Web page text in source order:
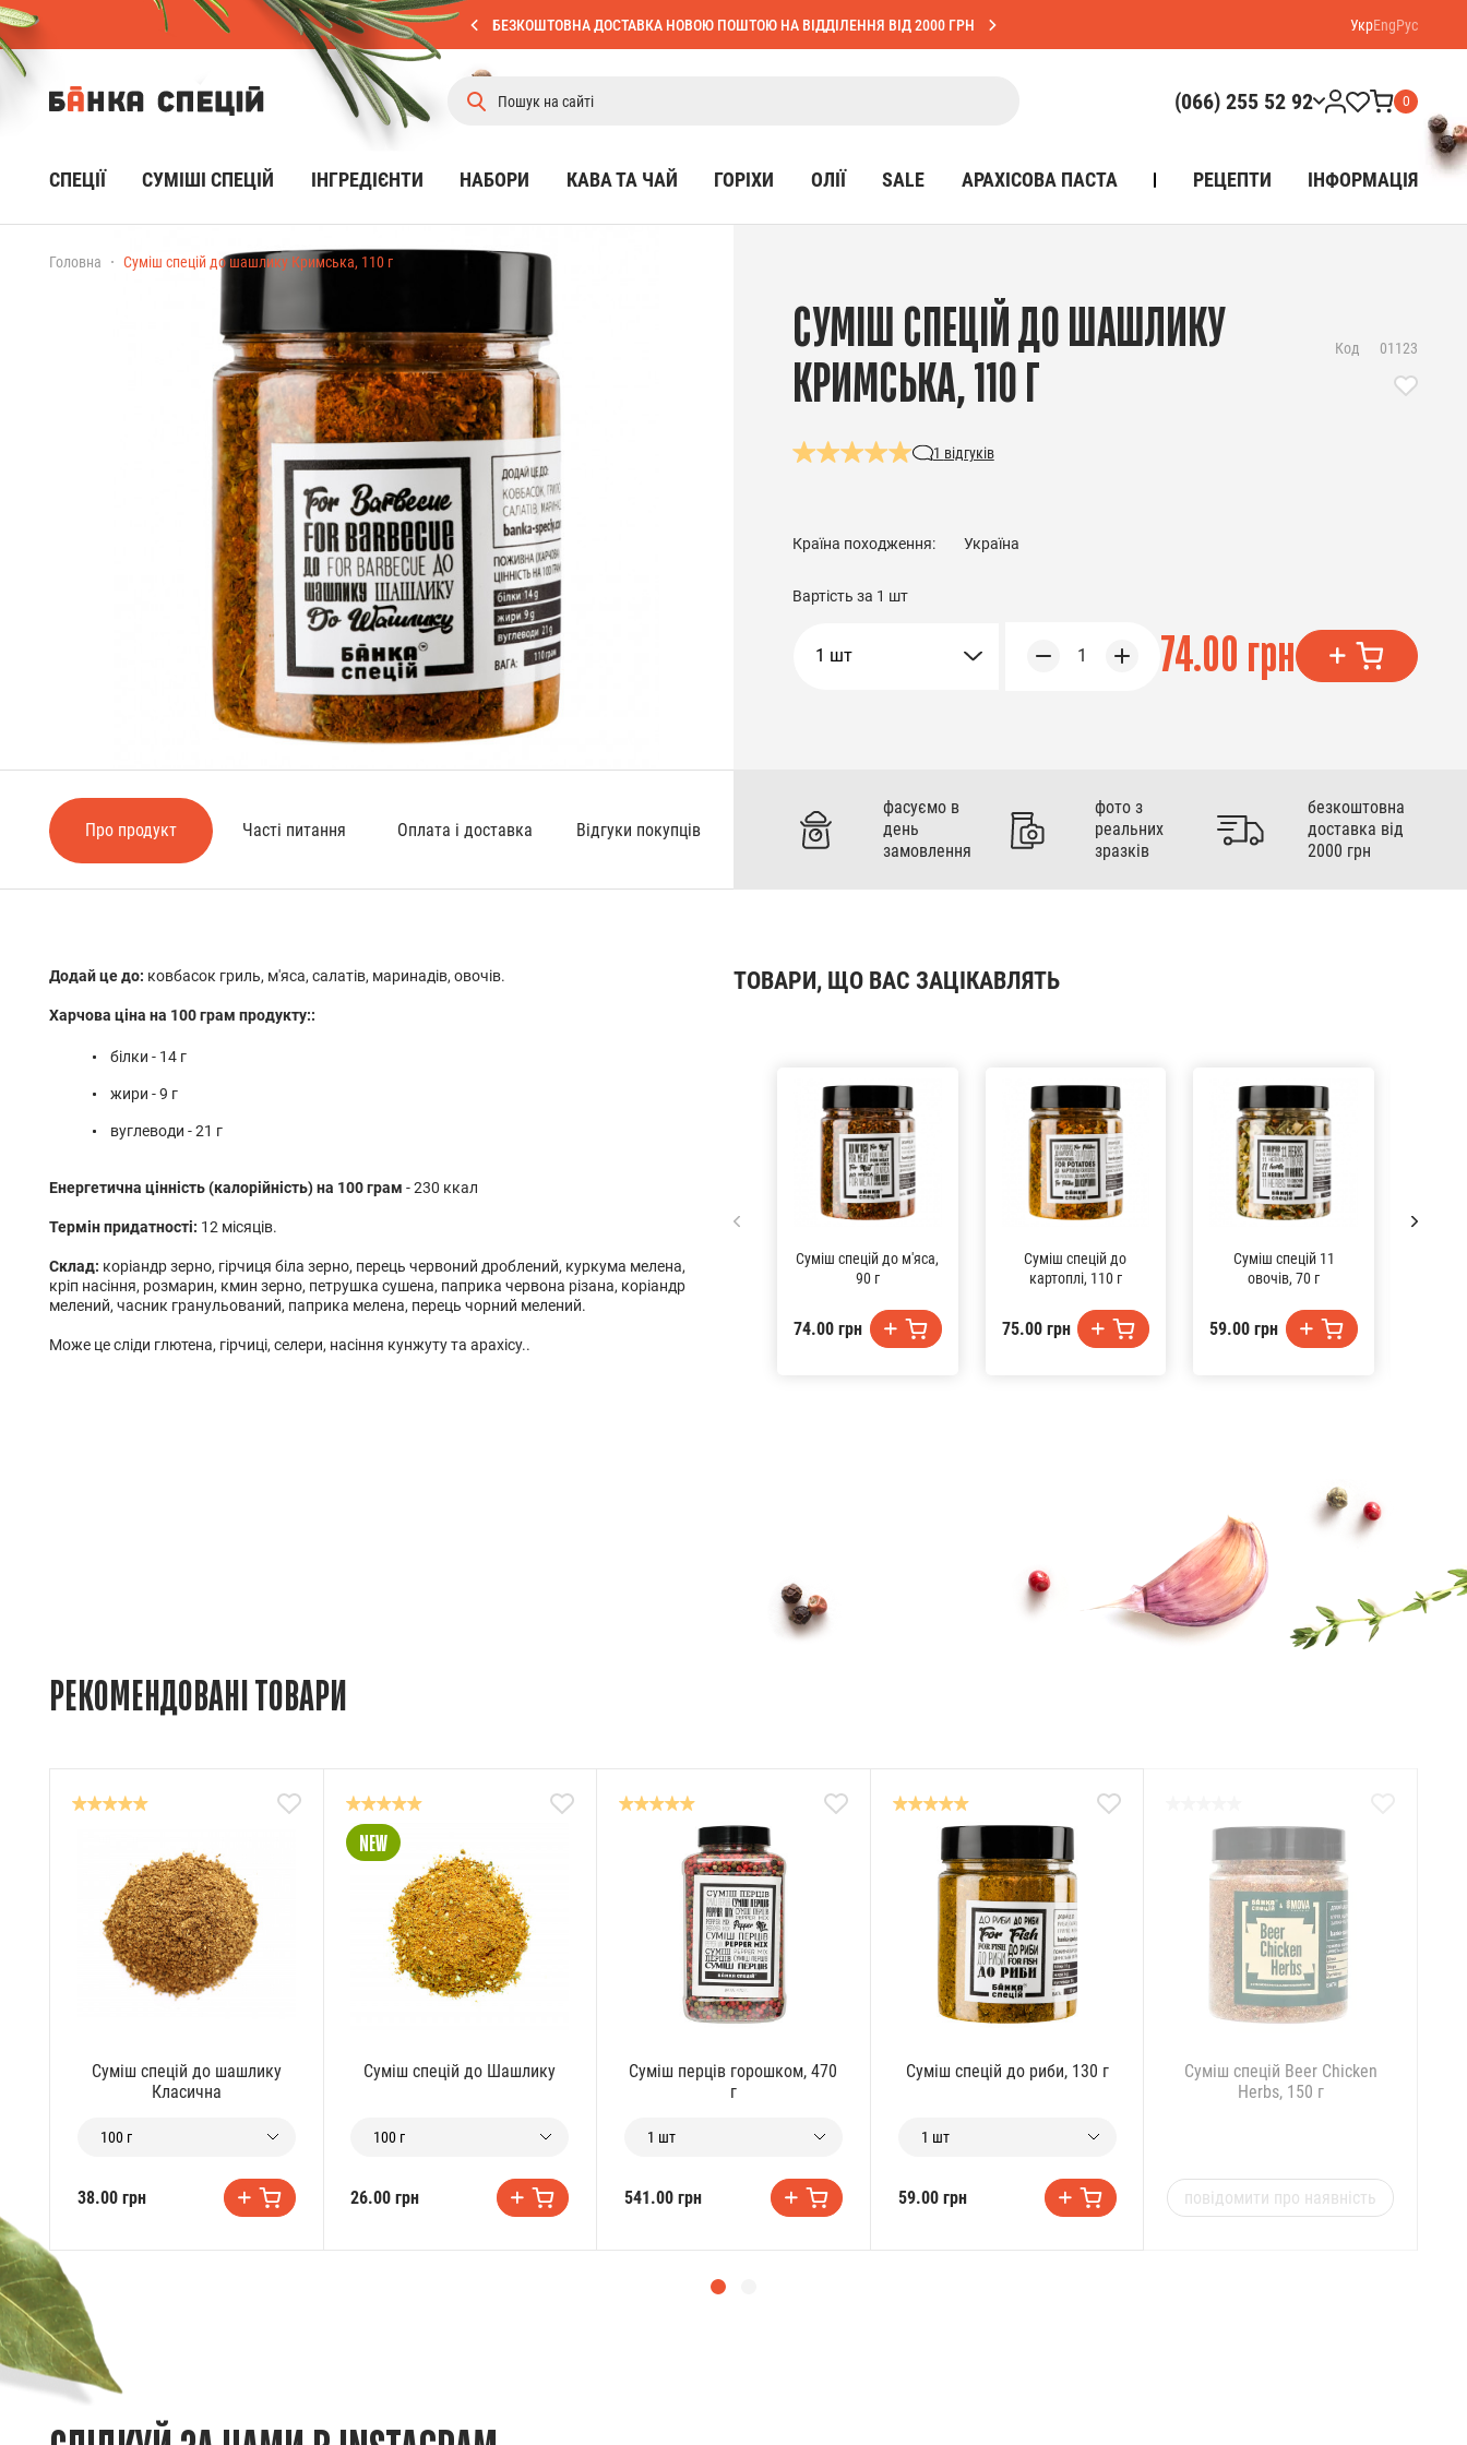
БЕЗКОШТОВНА ДОСТАВКА НОВОЮ ПОШТОЮ НА ВІДДІЛЕННЯ ВІД 2000 ГРН УкрEngРус
(066) 255 52 92 0
СПЕЦІЇ CУМІШІ СПЕЦІЙ ІНГРЕДІЄНТИ НАБОРИ КАВА ТА ЧАЙ ГОРІХИ ОЛІЇ SALE АРАХІСОВА ПАСТА РЕЦЕПТИ ІНФОРМАЦІЯ
Головна Суміш спецій до шашлику Кримська, 110 г
СУМІШ СПЕЦІЙ ДО ШАШЛИКУ
КРИМСЬКА, 110 Г
1 відгуків
Код 01123
Країна походження: Україна
Вартість за 1 шт
1 шт 1 74.00 грн
Про продукт Часті питання Оплата і доставка Відгуки покупців
фасуємо в
день
замовлення
фото з
реальних
зразків
безкоштовна
доставка від
2000 грн
Додай це до: ковбасок гриль, м'яса, салатів, маринадів, овочів.
Харчова ціна на 100 грам продукту::
білки - 14 г
жири - 9 г
вуглеводи - 21 г
Енергетична цінність (калорійність) на 100 грам - 230 ккал
Термін придатності: 12 місяців.
Склад: коріандр зерно, гірчиця біла зерно, перець червоний дроблений, куркума мелена,
кріп насіння, розмарин, кмин зерно, петрушка сушена, паприка червона різана, коріандр
мелений, часник гранульований, паприка мелена, перець чорний мелений.
Може це сліди глютена, гірчиці, селери, насіння кунжуту та арахісу..
ТОВАРИ, ЩО ВАС ЗАЦІКАВЛЯТЬ
Суміш спецій до м'яса,
90 г
74.00 грн
Суміш спецій до
картоплі, 110 г
75.00 грн
Суміш спецій 11
овочів, 70 г
59.00 грн
РЕКОМЕНДОВАНІ ТОВАРИ
Суміш спецій до шашлику
Класична
100 г
38.00 грн
Суміш спецій до Шашлику
100 г
NEW
26.00 грн
Суміш перців горошком, 470
г
1 шт
541.00 грн
Суміш спецій до риби, 130 г
1 шт
59.00 грн
Суміш спецій Beer Chicken
Herbs, 150 г
повідомити про наявність